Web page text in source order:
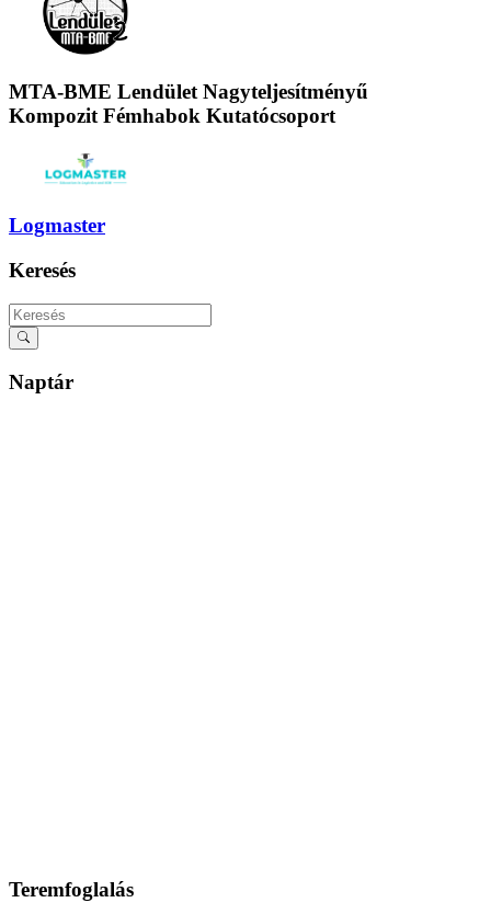
MTA-BME Lendület Nagyteljesítményű
Kompozit Fémhabok Kutatócsoport
Logmaster
Keresés
Naptár
Teremfoglalás